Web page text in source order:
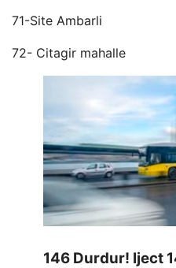
71-Site Ambarli
72- Citagir mahalle
146 Durdur! Iject